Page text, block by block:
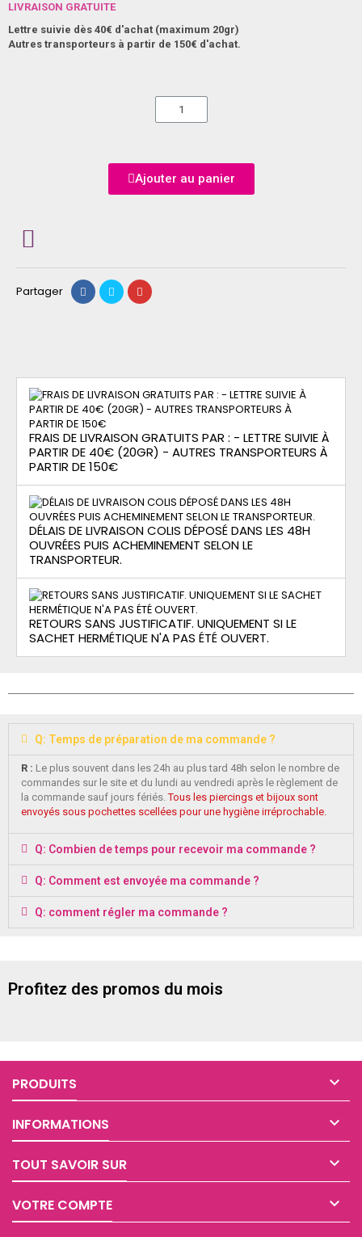
LIVRAISON GRATUITE
Lettre suivie dès 40€ d'achat (maximum 20gr)
Autres transporteurs à partir de 150€ d'achat.
Ajouter au panier
Partager
FRAIS DE LIVRAISON GRATUITS PAR : - LETTRE SUIVIE À
PARTIR DE 40€ (20GR) - AUTRES TRANSPORTEURS À
PARTIR DE 150€
DÉLAIS DE LIVRAISON COLIS DÉPOSÉ DANS LES 48H
OUVRÉES PUIS ACHEMINEMENT SELON LE
TRANSPORTEUR.
RETOURS SANS JUSTIFICATIF. UNIQUEMENT SI LE
SACHET HERMÉTIQUE N'A PAS ÉTÉ OUVERT.
Q: Temps de préparation de ma commande ?
R : Le plus souvent dans les 24h au plus tard 48h selon le nombre de
commandes sur le site et du lundi au vendredi après le règlement de
la commande sauf jours fériés.Tous les piercings et bijoux sont
envoyés sous pochettes scellées pour une hygiène irréprochable.
Q: Combien de temps pour recevoir ma commande ?
Q: Comment est envoyée ma commande ?
Q: comment régler ma commande ?
Profitez des promos du mois
PRODUITS 
INFORMATIONS 
TOUT SAVOIR SUR 
VOTRE COMPTE 